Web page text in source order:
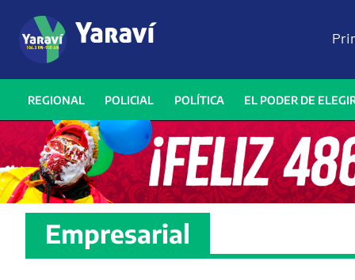
REGIONAL POLICIAL POLÍTICA EL PODER DE
Empresarial